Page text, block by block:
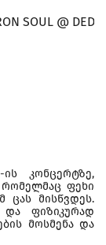
SOUL @
კონცერტზე,
რომელმაც ფეხი
მისწვდეს.
და ფიზიკურად
მოსმენა და